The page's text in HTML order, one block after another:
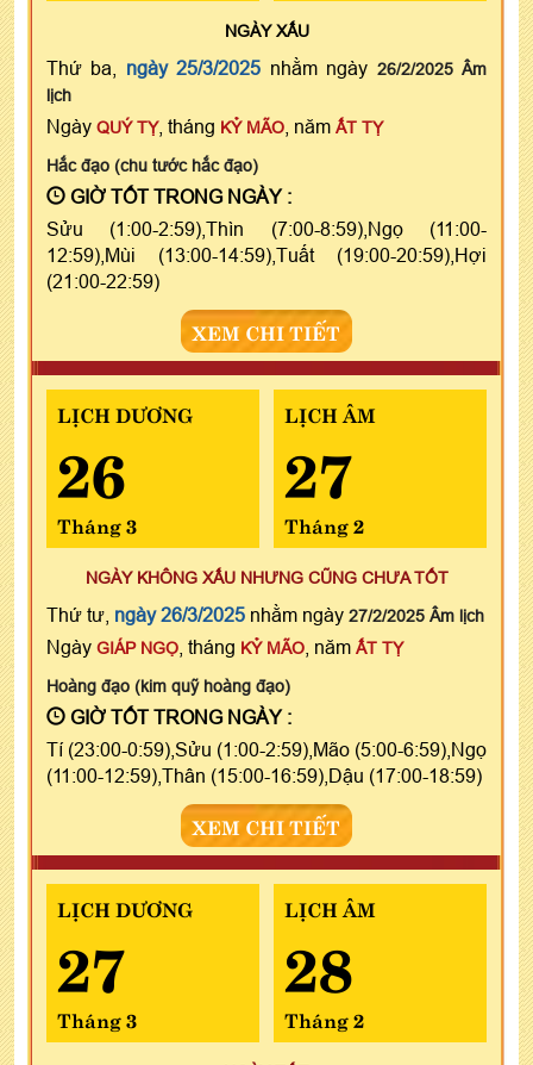
NGÀYXẤU
Thứ ba, ngày 25/3/2025 nhằm ngày 26/2/2025 Âm
lịch
Ngày QUÝ TỴ, tháng KỶ MÃO , năm ẤT TỴ
Hắc đạo (chu tước hắc đạo)
GIỜ TỐT TRONG NGÀY :
Sửu (1:00-2:59),Thìn (7:00-8:59),Ngọ (11:00-
12:59),Mùi (13:00-14:59),Tuất (19:00-20:59),Hợi
(21:00-22:59)
XEM CHI TIẾT
LỊCH DƯƠNG
26
Tháng 3
LỊCH ÂM
27
Tháng 2
NGÀY KHÔNG XẤU NHƯNG CŨNG CHƯA TỐT
Thứ tư, ngày 26/3/2025 nhằm ngày 27/2/2025 Âm lịch
Ngày GIÁP NGỌ , tháng KỶ MÃO , năm ẤT TỴ
Hoàng đạo (kim quỹ hoàng đạo)
GIỜ TỐT TRONG NGÀY :
Tí (23:00-0:59),Sửu (1:00-2:59),Mão (5:00-6:59),Ngọ
(11:00-12:59),Thân (15:00-16:59),Dậu (17:00-18:59)
XEM CHI TIẾT
LỊCH DƯƠNG
27
Tháng 3
LỊCH ÂM
28
Tháng 2